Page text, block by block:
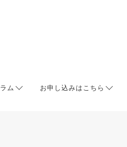
ム お申し込みはこちら